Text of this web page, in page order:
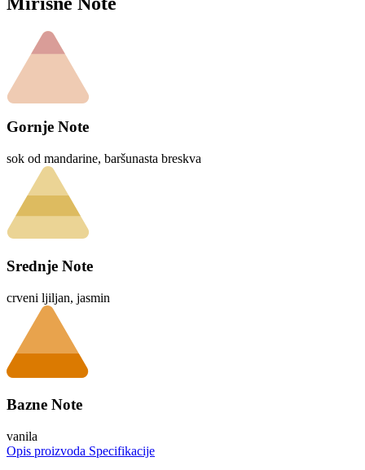
Gornje Note
sok od mandarine, baršunasta breskva
Srednje Note
crveni ljiljan, jasmin
Bazne Note
vanila
Opis proizvoda Specifikacije